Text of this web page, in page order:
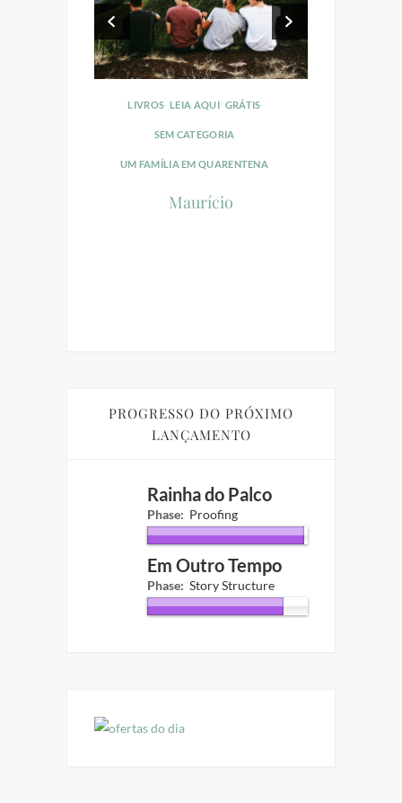
GRÁTIS
LEIA AQUI
LIVROS
SEM CATEGORIA
UM FAMÍLIA EM QUARENTENA
Maurício
PROGRESSO DO PRÓXIMO
LANÇAMENTO
Rainha do Palco
Phase: Proofing
Em Outro Tempo
Phase: Story Structure